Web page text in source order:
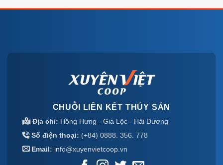
CHUỖI LIÊN KẾT THỦY SẢN
Địa chỉ: Hồng Hưng - Gia Lộc - Hải Dương
Số điện thoại: (+84) 0888. 356. 778
Email: info@xuyenvietcoop.vn